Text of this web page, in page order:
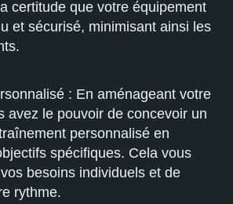
certitude que votre équipement
et sécurisé, minimisant ainsi les
: En aménageant votre
avez le pouvoir de concevoir un
personnalisé en
spécifiques. Cela vous
besoins individuels et de
rythme.